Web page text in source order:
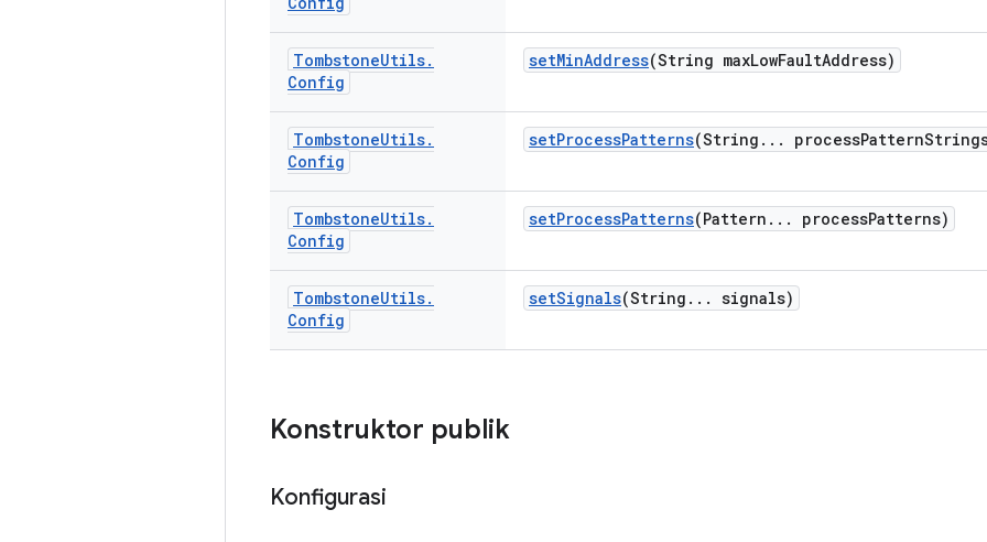
TombstoneUtils.
Config
setMinAddress(String maxLowFaultAddress)
TombstoneUtils.
Config
setProcessPatterns(String . . . processPattern
TombstoneUtils.
Config
setProcessPatterns(Pattern . . . processPatterns)
TombstoneUtils.
Config
setSignals(String . . . signals)
Konstruktor publik
Konfigurasi